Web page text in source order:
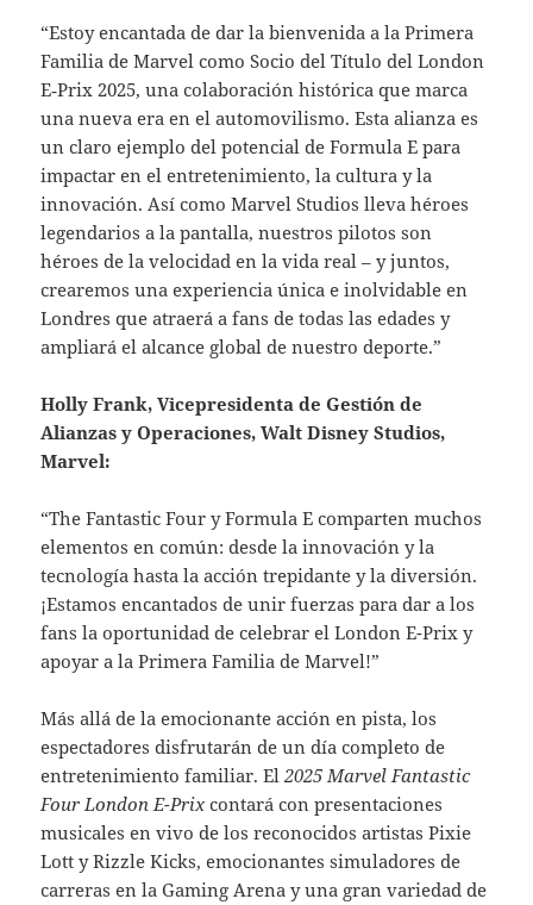
“Estoy encantada de dar la bienvenida a la Primera
Familia de Marvel como Socio del Título del London
E‑Prix 2025, una colaboración histórica que marca
una nueva era en el automovilismo. Esta alianza es
un claro ejemplo del potencial de Formula E para
impactar en el entretenimiento, la cultura y la
innovación. Así como Marvel Studios lleva héroes
legendarios a la pantalla, nuestros pilotos son
héroes de la velocidad en la vida real – y juntos,
crearemos una experiencia única e inolvidable en
Londres que atraerá a fans de todas las edades y
ampliará el alcance global de nuestro deporte.”
Holly Frank, Vicepresidenta de Gestión de
Alianzas y Operaciones, Walt Disney Studios,
Marvel:
“The Fantastic Four y Formula E comparten muchos
elementos en común: desde la innovación y la
tecnología hasta la acción trepidante y la diversión.
¡Estamos encantados de unir fuerzas para dar a los
fans la oportunidad de celebrar el London E-Prix y
apoyar a la Primera Familia de Marvel!”
Más allá de la emocionante acción en pista, los
espectadores disfrutarán de un día completo de
entretenimiento familiar. El2025 Marvel Fantastic
Four London E-Prixcontará con presentaciones
musicales en vivo de los reconocidos artistas Pixie
Lott y Rizzle Kicks, emocionantes simuladores de
carreras en la Gaming Arena y una gran variedad de